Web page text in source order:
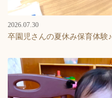
2026.07.30
卒園児さんの夏休み保育体験♪